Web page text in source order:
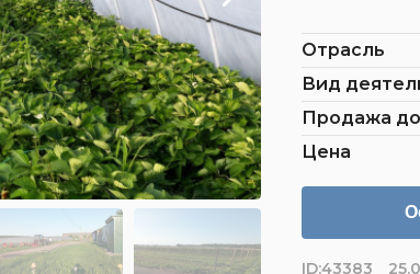
Отрасль
Вид
Продажа
Цена
ID:43383